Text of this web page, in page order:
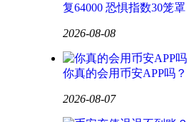
复64000 恐惧指数30笼
2026-08-08
你真的会用币安APP吗
2026-08-07